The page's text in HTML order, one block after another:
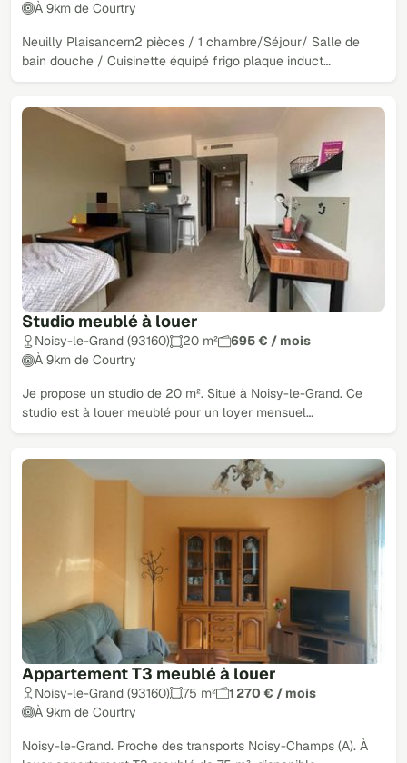
À 9km de Courtry
Neuilly Plaisancern2 pièces / 1 chambre/Séjour/ Salle de
bain douche / Cuisinette équipé frigo plaque induct…
Studio meublé à louer
Noisy-le-Grand (93160) 20 m²
695 € / mois
À 9km de Courtry
Je propose un studio de 20 m². Situé à Noisy-le-Grand. Ce
studio est à louer meublé pour un loyer mensuel…
Appartement T3 meublé à louer
Noisy-le-Grand (93160) 75 m²
1 270 € / mois
À 9km de Courtry
Noisy-le-Grand. Proche des transports Noisy-Champs (A). À